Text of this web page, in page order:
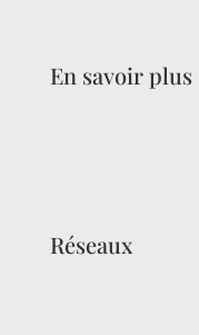
En savoir plus
Réseaux